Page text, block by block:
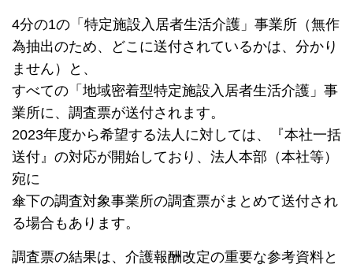
4分の1の「特定施設入居者生活介護」事業所（無作
為抽出のため、どこに送付されているかは、分かり
ません）と、
すべての「地域密着型特定施設入居者生活介護」事
業所に、調査票が送付されます。
2023年度から希望する法人に対しては、『本社一括
送付』の対応が開始しており、法人本部（本社等）
宛に
傘下の調査対象事業所の調査票がまとめて送付され
る場合もあります。
調査票の結果は、介護報酬改定の重要な参考資料と